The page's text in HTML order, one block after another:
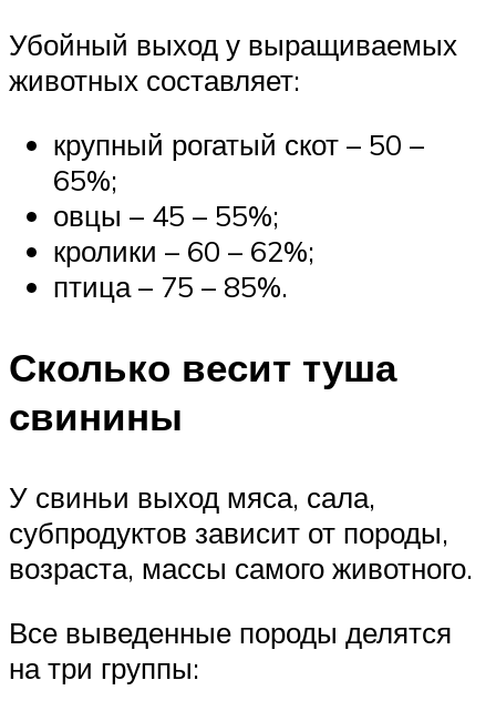
Убойный выход у выращиваемых
животных составляет:
крупный рогатый скот – 50 –
65%;
овцы – 45 – 55%;
кролики – 60 – 62%;
птица – 75 – 85%.
Сколько весит туша
свинины
У свиньи выход мяса, сала,
субпродуктов зависит от породы,
возраста, массы самого животного.
Все выведенные породы делятся
на три группы: